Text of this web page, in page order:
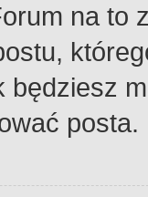
na to
będziesz
posta.